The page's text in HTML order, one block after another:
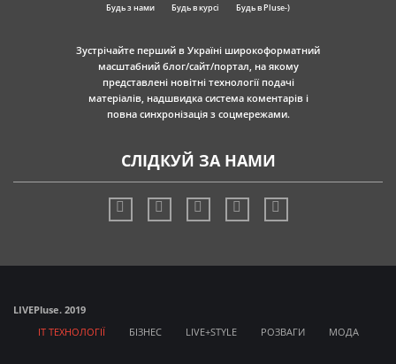
Будь з нами Будь в курсі Будь в Pluse-)
Зустрічайте перший в Україні широкоформатний
масштабний блог/сайт/портал, на якому
представлені новітні технології подачі
матеріалів, надшвидка система коментарів і
повна синхронізація з соцмережами.
СЛІДКУЙ ЗА НАМИ
LIVEPluse. 2019
IT ТЕХНОЛОГІЇ
БІЗНЕС LIVE+STYLE РОЗВАГИ МОДА